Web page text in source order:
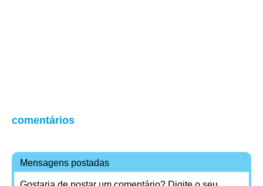
comentários
Mensagens postadas